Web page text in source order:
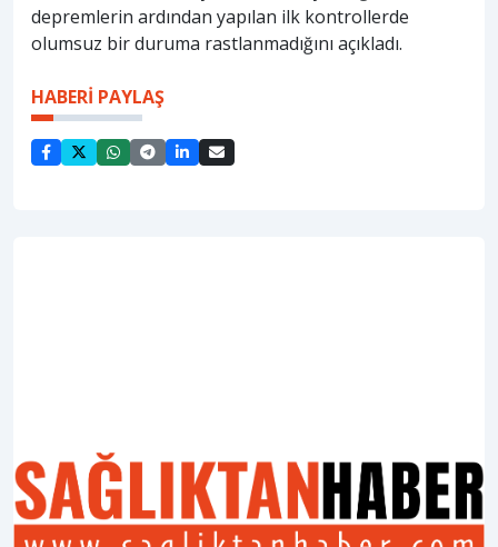
depremlerin ardından yapılan ilk kontrollerde
olumsuz bir duruma rastlanmadığını açıkladı.
HABERİ PAYLAŞ